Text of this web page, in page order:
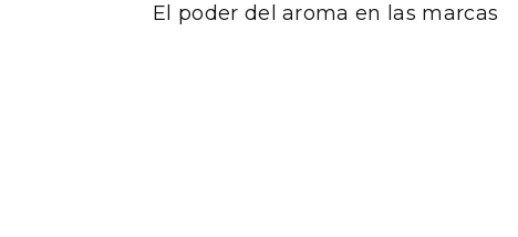
El poder del aroma en las marcas